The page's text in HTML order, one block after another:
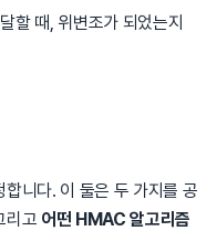
할 때, 위변조가 되었는지
니다. 이 둘은 두 가지를 공
리고 어떤 HMAC 알고리즘